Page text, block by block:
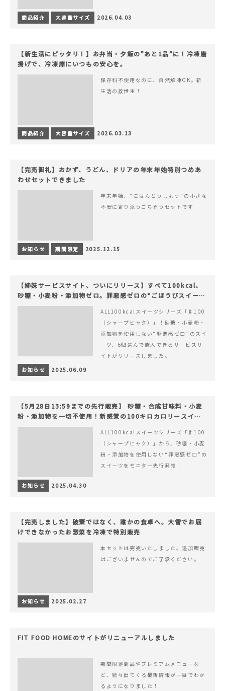
商品紹介 大容量サイズ 2026.04.03
【新生活にピッタリ！】お弁当・夕飯の”あと1品”に！冷凍唐
揚げで、冷凍庫にいつもの安心を。
保存料不使用なのに、自然解凍OK。新
生活の救世主！
商品紹介 大容量サイズ 2026.03.13
【完売御礼】おかず、うどん、ドリアの年末年始特別つめあ
わせセットできました
年末年始、“ごはんどうしよう”の小さな
不安に寄り添うごちそうセットです
お知らせ 期間限定 2025.12.15
【姉妹サービスサイト、ついにリリース】すべて100kcal、
砂糖・小麦粉・添加物ゼロ。罪悪感ゼロの“ごほうびスイー
ツ”『#100（シャープ100）』
ALL100kcalスイーツシリーズ「♯100
（シャープヒャク）」！砂糖・小麦粉・
添加物を使用しない“罪悪感ゼロ”のスイ
ーツ、6個選んで購入できるサービスサ
イトがリリースしました。
お知らせ
2025.06.09
【5月28日13:59までの先行販売】 砂糖・合成甘味料・小麦
粉・添加物を一切不使用！新感覚の100キロカロリースイー
ツでヘルシーライフを。
ALL100kcalスイーツシリーズ「♯100
（シャープヒャク）」から、砂糖・小麦
粉・添加物を使用しない“罪悪感ゼロ”の
スイーツをモニター先行発売！
お知らせ 2025.04.30
【完売しました】破棄ではなく、誰かの食卓へ。大雪でお届
けできなかったお惣菜を冷凍で特別販売
本セットは完売いたしました。追加販売
はございませんのでご了承ください。
お知らせ 2025.02.27
FIT FOOD HOMEのサイトがリニューアルしました
期間限定商品やプレミアムメニューな
ど、続々出てくる最新情報が一目でわか
るようになりました！